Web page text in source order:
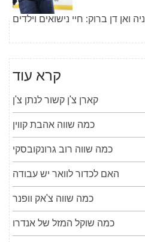
דן ברוק: חיי נישואים וילדים
קרא עוד
קארן צ'ן קשור לנתן צ'ן
כמה שווה אהבת קווין
כמה שווה רוב גרונקובסקי
האם לכדור לוואר יש עבודה
כמה שווה צ'אק וופנר
כמה שוקל המזל של אנדרו